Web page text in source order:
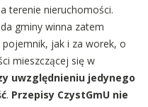
terenie nieruchomości.
gminy winna zatem
jak i za worek, o
mieszczącej się w
uwzględnieniu jedynego
. Przepisy CzystGmU nie